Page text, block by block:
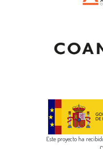
Este proyecto ha